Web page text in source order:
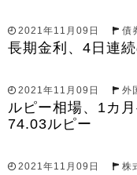
2021年11月09日 債
長期金利、4日連
2021年11月09日 外
ルピー相場、1カ
74.03ルピー
2021年11月09日 株